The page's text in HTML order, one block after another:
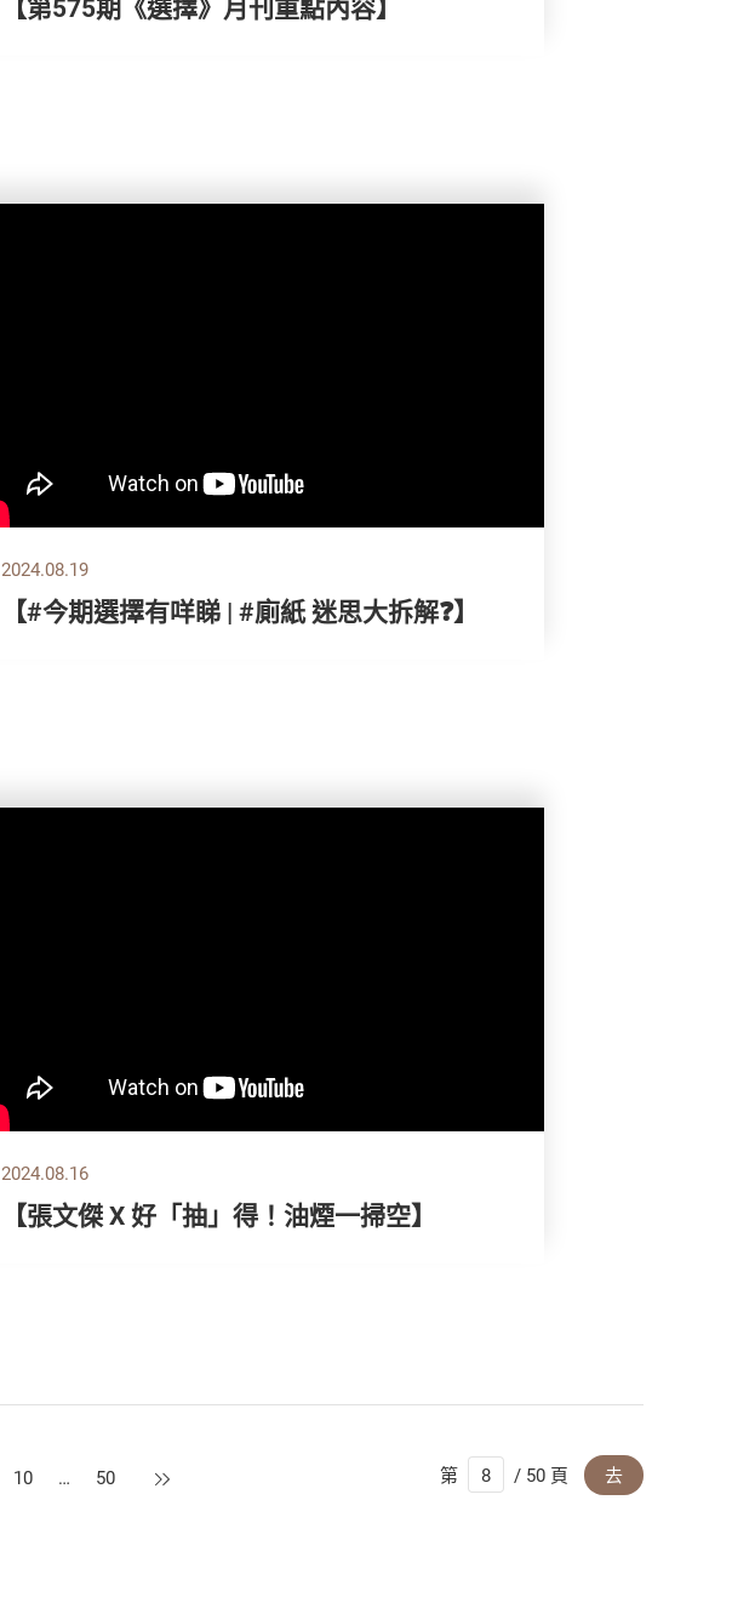
【第575期《選擇》月刊重點內容】
2024.08.19
【#今期選擇有咩睇 | #廁紙 迷思大拆解❓】
2024.08.16
【張文傑 X 好「抽」得！油煙一掃空】
10 … 50 下一頁 第 / 50 頁 去